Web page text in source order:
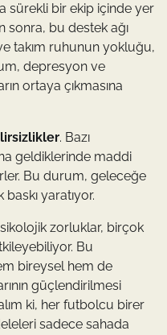
sürekli bir ekip içinde yer
sonra, bu destek ağı
takım ruhunun yokluğu,
depresyon ve
ortaya çıkmasına
. Bazı
geldiklerinde maddi
Bu durum, geleceğe
yaratıyor.
zorluklar, birçok
Bu
bireysel hem de
güçlendirilmesi
ki, her futbolcu birer
sadece sahada